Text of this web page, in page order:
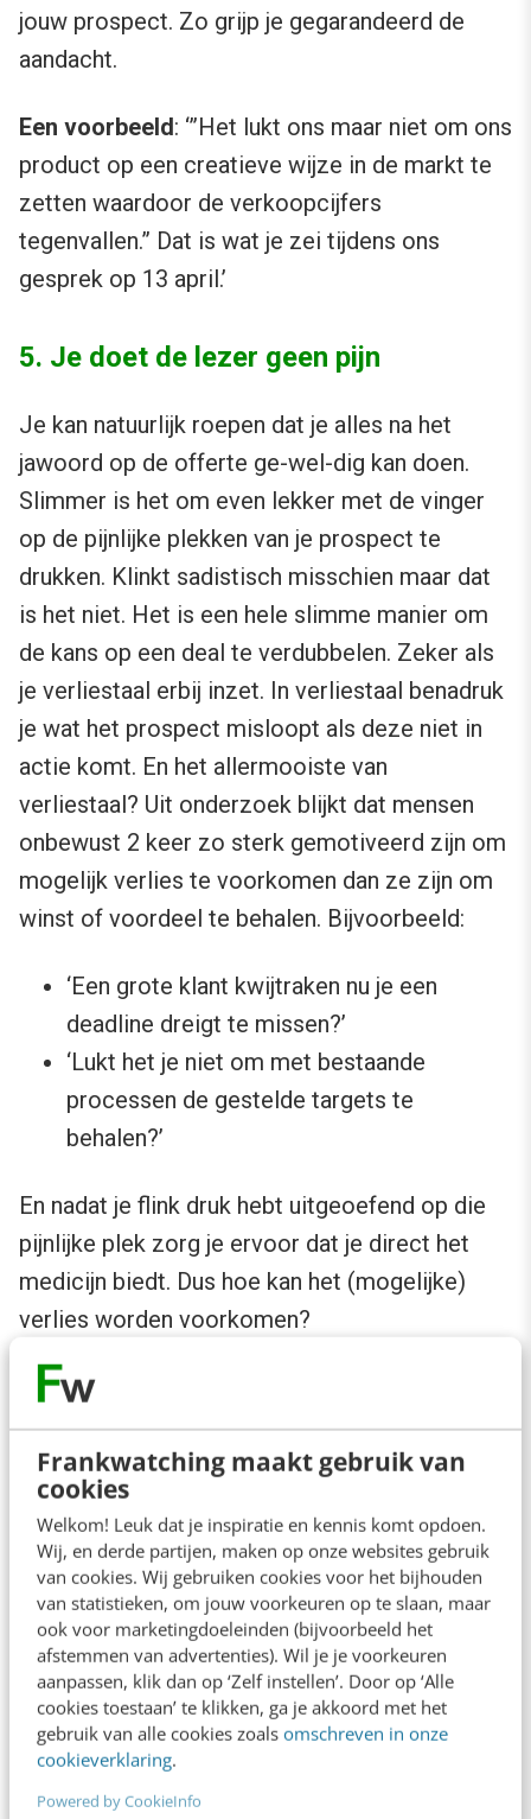
Frankwatching maakt gebruik van
cookies
Welkom! Leuk dat je inspiratie en kennis komt opdoen.
Wij, en derde partijen, maken op onze websites gebruik
van cookies. Wij gebruiken cookies voor het bijhouden
van statistieken, om jouw voorkeuren op te slaan, maar
ook voor marketingdoeleinden (bijvoorbeeld het
afstemmen van advertenties). Wil je je voorkeuren
aanpassen, klik dan op ‘Zelf instellen’. Door op ‘Alle
cookies toestaan’ te klikken, ga je akkoord met het
gebruik van alle cookies zoals omschreven in onze
cookieverklaring.
Powered by CookieInfo
jouw prospect. Zo grijp je gegarandeerd de
aandacht.
Een voorbeeld: ‘”Het lukt ons maar niet om ons
product op een creatieve wijze in de markt te
zetten waardoor de verkoopcijfers
tegenvallen.” Dat is wat je zei tijdens ons
gesprek op 13 april.’
5. Je doet de lezer geen pijn
Je kan natuurlijk roepen dat je alles na het
jawoord op de offerte ge-wel-dig kan doen.
Slimmer is het om even lekker met de vinger
op de pijnlijke plekken van je prospect te
drukken. Klinkt sadistisch misschien maar dat
is het niet. Het is een hele slimme manier om
de kans op een deal te verdubbelen. Zeker als
je verliestaal erbij inzet. In verliestaal benadruk
je wat het prospect misloopt als deze niet in
actie komt. En het allermooiste van
verliestaal? Uit onderzoek blijkt dat mensen
onbewust 2 keer zo sterk gemotiveerd zijn om
mogelijk verlies te voorkomen dan ze zijn om
winst of voordeel te behalen. Bijvoorbeeld:
‘Een grote klant kwijtraken nu je een
deadline dreigt te missen?’
‘Lukt het je niet om met bestaande
processen de gestelde targets te
behalen?’
En nadat je flink druk hebt uitgeoefend op die
pijnlijke plek zorg je ervoor dat je direct het
medicijn biedt. Dus hoe kan het (mogelijke)
verlies worden voorkomen?
‘Een grote klant kwijtraken nu je een
deadline dreigt te missen? Met onze
flexkrachten heb je vliegensvlug de
menskracht om op tijd te leveren én die
grote klant binnen te houden.’
‘Lukt het je niet om met bestaande
processen de gestelde targets te behalen?
Met de inzet van tooling behaal je niet
alleen deze targets, je overtreft ze.’
6. De prijs wordt lukraak bepaald